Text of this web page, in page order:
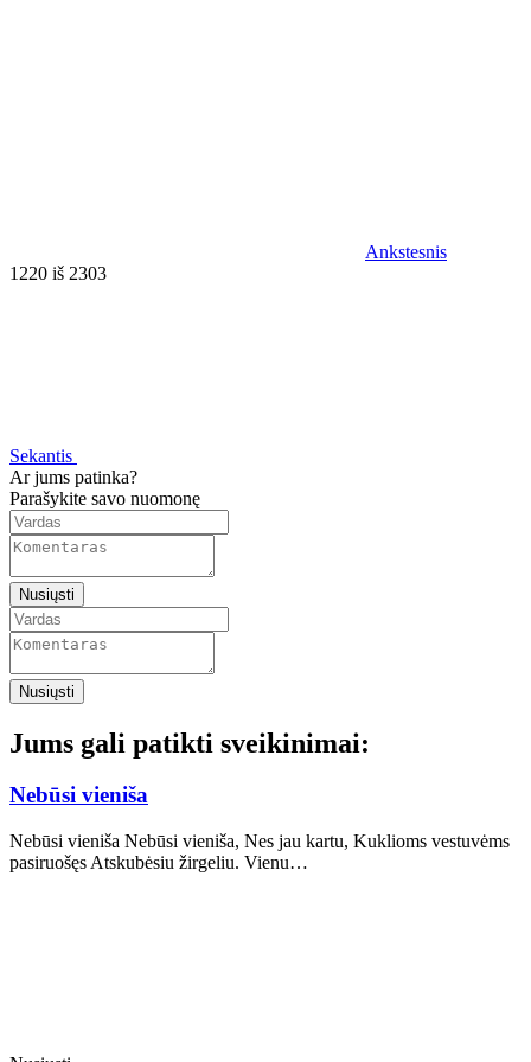
Ankstesnis
1220 iš 2303
Sekantis
Ar jums patinka?
Parašykite savo nuomonę
Nusiųsti
Nusiųsti
Jums gali patikti sveikinimai:
Nebūsi vieniša
Nebūsi vieniša Nebūsi vieniša, Nes jau kartu, Kuklioms vestuvėms
pasiruošęs Atskubėsiu žirgeliu. Vienu…